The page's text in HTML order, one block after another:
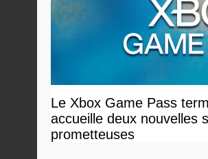
Le Xbox Game Pass
accueille deux nouvelles
prometteuses